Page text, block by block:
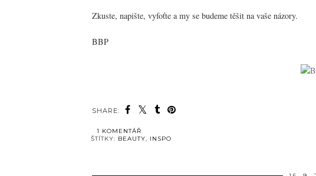
Zkuste, napište, vyfoťte a my se budeme těšit na vaše názory.
BBP
SHARE:
1 KOMENTÁŘ
ŠTÍTKY: BEAUTY, INSPO